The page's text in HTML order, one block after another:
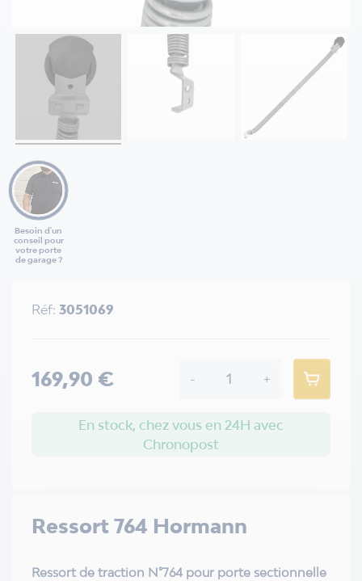
Besoin d'un
conseil pour
votre porte
de garage ?
Ressort 764 Hormann
Ressort de traction N°764 pour porte sectionnelle
Réf: 3051069
169,90 € - +
En stock, chez vous en 24H avec
Chronopost